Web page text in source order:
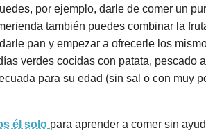
por ejemplo, darle de comer un
también puedes combinar la
pan y empezar a ofrecerle los
verdes cocidas con patata,
para su edad (sin sal o con muy
él solo para aprender a comer sin